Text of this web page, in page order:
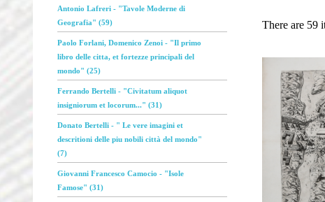
Antonio Lafreri - "Tavole Moderne di
Geografia" (59)
Paolo Forlani, Domenico Zenoi - "Il primo
libro delle citta, et fortezze principali del
mondo" (25)
Ferrando Bertelli - "Civitatum aliquot
insigniorum et locorum..." (31)
Donato Bertelli - " Le vere imagini et
descritioni delle piu nobili città del mondo"
(7)
Giovanni Francesco Camocio - "Isole
Famose" (31)
There are 59